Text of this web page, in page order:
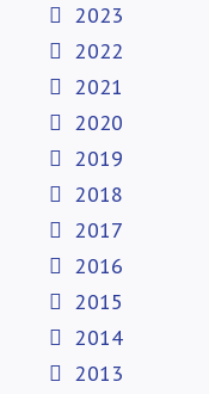
2023
2022
2021
2020
2019
2018
2017
2016
2015
2014
2013